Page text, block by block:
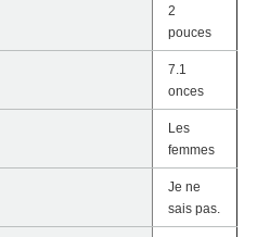
2
pouces
7.1
onces
Les
femmes
Je ne
sais pas.